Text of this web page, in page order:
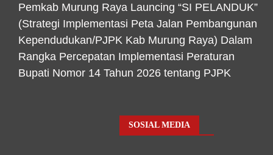
Pemkab Murung Raya Launcing “SI PELANDUK”
(Strategi Implementasi Peta Jalan Pembangunan
Kependudukan/PJPK Kab Murung Raya) Dalam
Rangka Percepatan Implementasi Peraturan
Bupati Nomor 14 Tahun 2026 tentang PJPK
SOSIAL MEDIA